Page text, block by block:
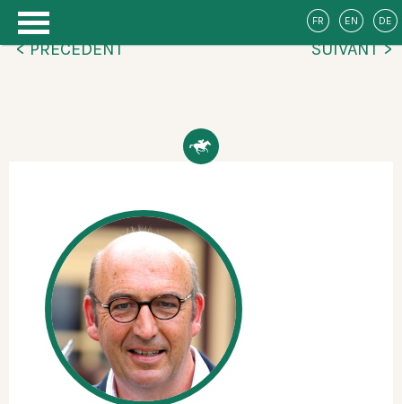
FR EN DE
< PRÉCÉDENT SUIVANT >